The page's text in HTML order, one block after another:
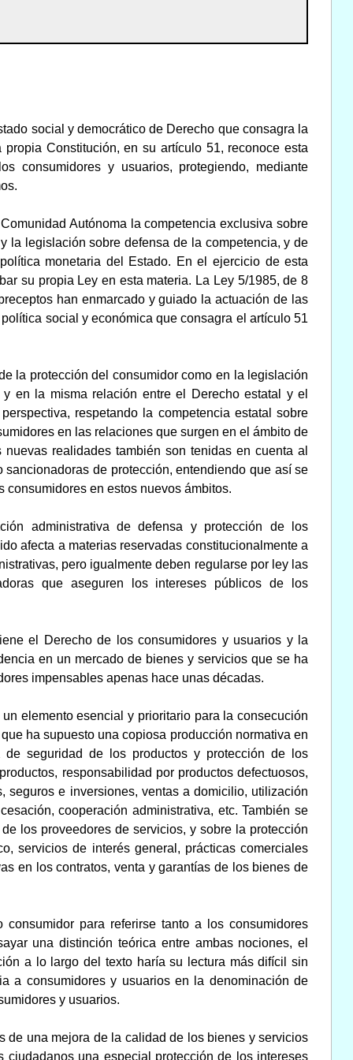
social y democrático de Derecho que consagra la
Constitución, en su artículo 51, reconoce esta
consumidores y usuarios, protegiendo, mediante
Autónoma la competencia exclusiva sobre
la legislación sobre defensa de la competencia, y de
monetaria del Estado. En el ejercicio de esta
su propia Ley en esta materia. La Ley 5/1985, de 8
han enmarcado y guiado la actuación de las
social y económica que consagra el artículo 51
la protección del consumidor como en la legislación
en la misma relación entre el Derecho estatal y el
respetando la competencia estatal sobre
en las relaciones que surgen en el ámbito de
realidades también son tenidas en cuenta al
de protección, entendiendo que así se
en estos nuevos ámbitos.
administrativa de defensa y protección de los
afecta a materias reservadas constitucionalmente a
pero igualmente deben regularse por ley las
que aseguren los intereses públicos de los
el Derecho de los consumidores y usuarios y la
en un mercado de bienes y servicios que se ha
impensables apenas hace unas décadas.
elemento esencial y prioritario para la consecución
ha supuesto una copiosa producción normativa en
de seguridad de los productos y protección de los
responsabilidad por productos defectuosos,
seguros e inversiones, ventas a domicilio, utilización
cooperación administrativa, etc. También se
los proveedores de servicios, y sobre la protección
servicios de interés general, prácticas comerciales
en los contratos, venta y garantías de los bienes de
para referirse tanto a los consumidores
una distinción teórica entre ambas nociones, el
a lo largo del texto haría su lectura más difícil sin
a consumidores y usuarios en la denominación de
y usuarios.
de una mejora de la calidad de los bienes y servicios
una especial protección de los intereses